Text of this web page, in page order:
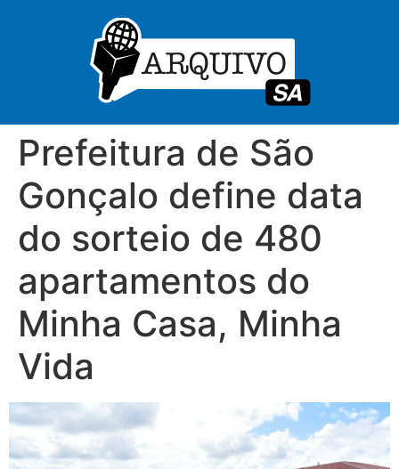
Prefeitura de São
Gonçalo define data
do sorteio de 480
apartamentos do
Minha Casa, Minha
Vida